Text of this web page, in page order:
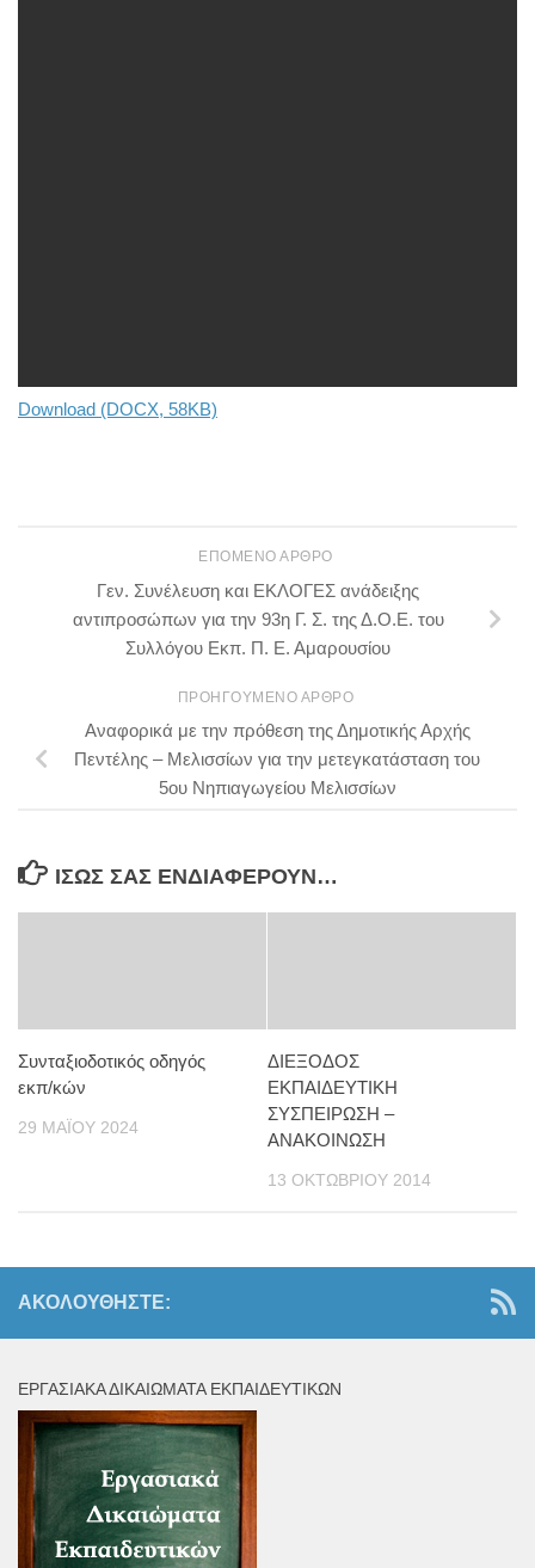
Download (DOCX, 58KB)
ΕΠΌΜΕΝΟ ΆΡΘΡΟ
Γεν. Συνέλευση και ΕΚΛΟΓΕΣ ανάδειξης
αντιπροσώπων για την 93η Γ. Σ. της Δ.Ο.Ε. του
Συλλόγου Εκπ. Π. Ε. Αμαρουσίου
ΠΡΟΗΓΟΎΜΕΝΟ ΆΡΘΡΟ
Αναφορικά με την πρόθεση της Δημοτικής Αρχής
Πεντέλης – Μελισσίων για την μετεγκατάσταση του
5ου Νηπιαγωγείου Μελισσίων
ΊΣΩΣ ΣΑΣ ΕΝΔΙΑΦΈΡΟΥΝ…
Συνταξιοδοτικός οδηγός
εκπ/κών
29 ΜΑΪ́ΟΥ 2024
ΔΙΕΞΟΔΟΣ
ΕΚΠΑΙΔΕΥΤΙΚΗ
ΣΥΣΠΕΙΡΩΣΗ –
ΑΝΑΚΟΙΝΩΣΗ
13 ΟΚΤΩΒΡΊΟΥ 2014
ΑΚΟΛΟΥΘΉΣΤΕ:
ΕΡΓΑΣΙΑΚΆ ΔΙΚΑΙΏΜΑΤΑ ΕΚΠΑΙΔΕΥΤΙΚΏΝ